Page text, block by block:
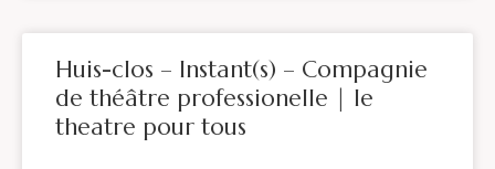
Huis-clos – Instant(s) – Compagnie
de théâtre professionelle | le
theatre pour tous